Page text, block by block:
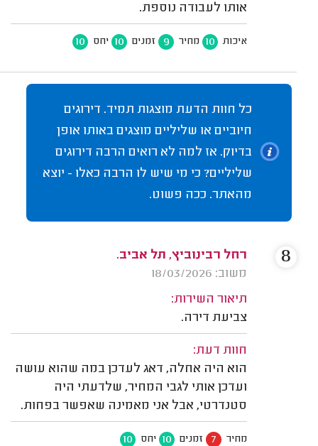
אותו לעבודה נוספת.
איכות 10 מחיר 9 זמנים 10 יחס 10
כל חוות הדעת מוצגות תמיד. דירוגים
חיוביים או שליליים מוצגים באותו אופן
בדיוק. אז למה לא רואים הרבה דירוגים
שליליים? כי מי שיש לו הרבה כאלו - יוצא
מהאתר. ככה פשוט.
רחל רבינוביץ, תל אביב.
משוב: 18/03/2026
תיאור השירות:
צביעת דירה.
חוות דעת:
הוא היה אחלה, דאג לעדכן במה שהוא עושה
ועדכן אותי לגבי המחיר, שלדעתי היה
סטנדרטי, אבל אני מאמינה שאפשר בפחות.
מחיר 7 זמנים 10 יחס 10
8